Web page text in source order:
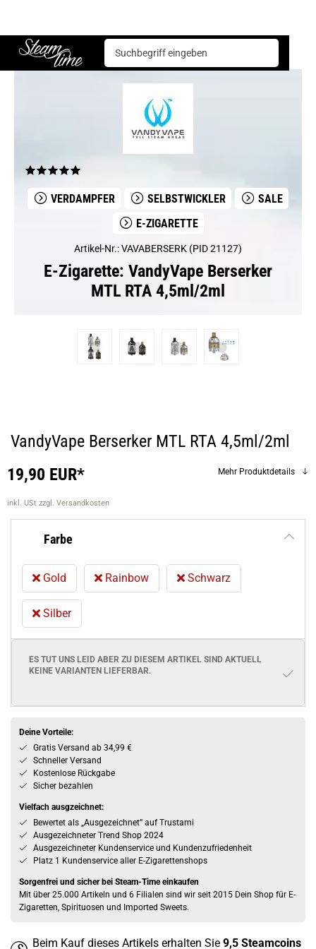
Steam time
E-Zigarette Verdampfer
VERDAMPFER SELBSTWICKLER
SALE
E-ZIGARETTE
Artikel-Nr.: VAVABERSERK (PID 21127)
E-Zigarette: VandyVape Berserker
MTL RTA 4,5ml/2ml
VandyVape Berserker MTL RTA 4,5ml/2ml
19,90 EUR*
inkl. USt zzgl. Versandkosten
Mehr Produktdetails
Farbe
Gold Rainbow Schwarz
Silber
ES TUT UNS LEID ABER ZU DIESEM ARTIKEL SIND AKTUELL
KEINE VARIANTEN LIEFERBAR.
Deine Vorteile:
Gratis Versand ab 34,99 €
Schneller Versand
Kostenlose Rückgabe
Sicher bezahlen
Vielfach ausgzeichnet:
Bewertet als „Ausgezeichnet” auf Trustami
Ausgezeichneter Trend Shop 2024
Ausgezeichneter Kundenservice und Kundenzufriedenheit
Platz 1 Kundenservice aller E-Zigarettenshops
Sorgenfrei und sicher bei Steam-Time einkaufen
Mit über 25.000 Artikeln und 6 Filialen sind wir seit 2015 Dein Shop für E-
Zigaretten, Spirituosen und Imported Sweets.
Beim Kauf dieses Artikels erhalten Sie 9,5 Steamcoins